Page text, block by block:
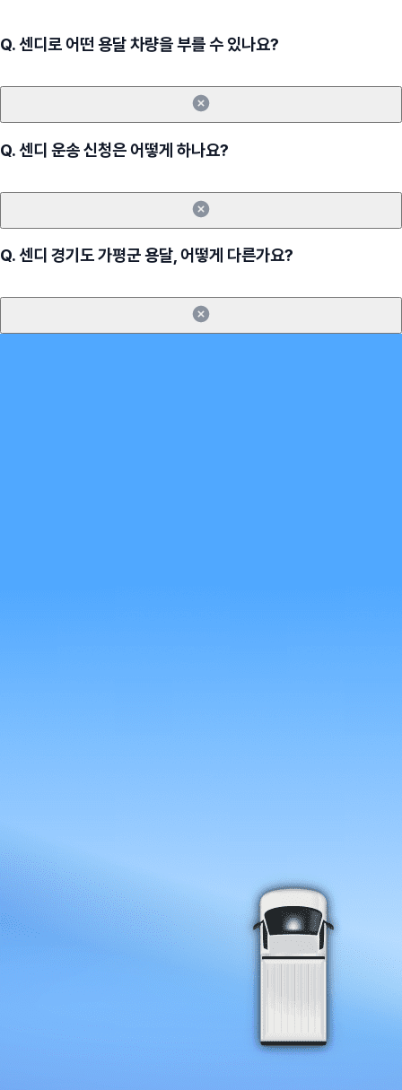
Q.센디로 어떤 용달 차량을 부를 수 있나요?
Q.센디 운송 신청은 어떻게 하나요?
Q.센디 경기도 가평군 용달, 어떻게 다른가요?